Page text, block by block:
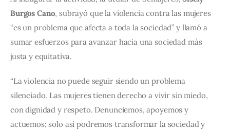
Burgos Cano, subrayó que la violencia contra las mujeres
“es un problema que afecta a toda la sociedad” y llamó a
sumar esfuerzos para avanzar hacia una sociedad más
justa y equitativa.
“La violencia no puede seguir siendo un problema
silenciado. Las mujeres tienen derecho a vivir sin miedo,
con dignidad y respeto. Denunciemos, apoyemos y
actuemos; solo así podremos transformar la sociedad y